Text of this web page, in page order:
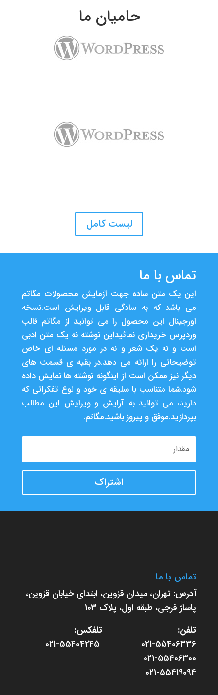
حامیان ما
لیست کامل
تماس با ما
این یک متن ساده جهت آزمایش محصولات مگاتم
می باشد که به سادگی قابل ویرایش است.نسخه
اورجینال این محصول را می توانید از مگاتم قالب
وردپرس خریداری نمائیداین نوشته نه یک متن ادبی
است و نه یک شعر و نه در مورد مسئله ای خاص
توضیحاتی را ارائه می دهد.در بقیه ی قسمت های
دیگر نیز ممکن است از اینگونه نوشته ها نمایش داده
شود.شما متناسب با سلیقه ی خود و نوع تفکراتی که
دارید، می توانید به آرایش و ویرایش این مطالب
بپردازید.موفق و پیروز باشید.مگاتم.
اشتراک
تماس با ما
آدرس: تهران، میدان قزوین، ابتدای خیابان قزوین،
پاساژ فرجی، طبقه اول، پلاک 103
تلفن: تلفکس:
021-55406336 021-55404245
021-55406300
021-55419094